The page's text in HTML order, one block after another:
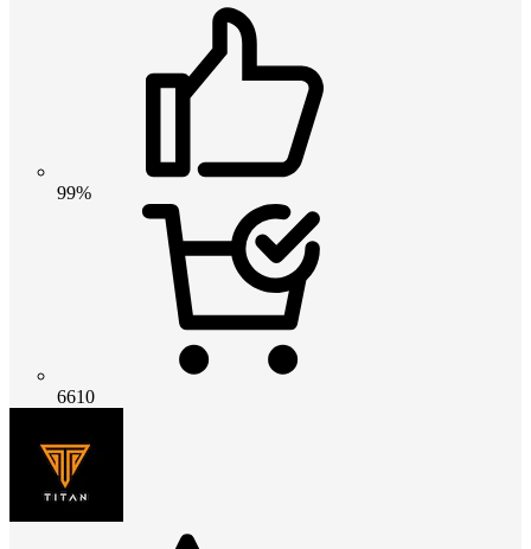
99%
6610